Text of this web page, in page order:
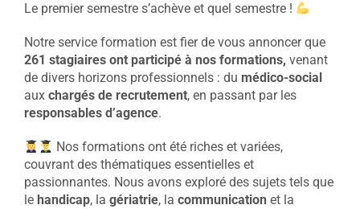
Le premier semestre s’achève et quel semestre !
Notre service formation est fier de vous annoncer que
261 stagiaires ont participé à nos formations, venant
de divers horizons professionnels : du médico-social
aux chargés de recrutement, en passant par les
responsables d’agence.
Nos formations ont été riches et variées,
couvrant des thématiques essentielles et
passionnantes. Nous avons exploré des sujets tels que
le handicap, la gériatrie, la communication et la